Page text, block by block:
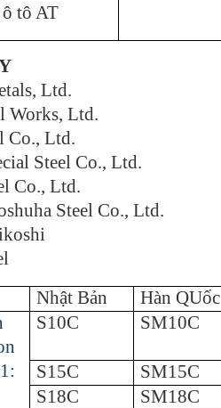
tô AT
Ltd.
Works, Ltd.
Co., Ltd.
Steel Co., Ltd.
Co., Ltd.
Steel Co., Ltd.
Nhật Bản
Hàn QUốc
S10C SM10C
S15C SM15C
S18C
SM18C